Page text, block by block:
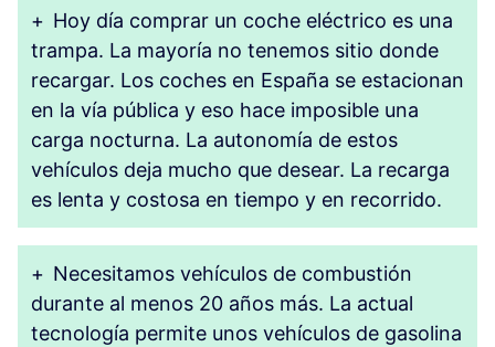
+ Hoy día comprar un coche eléctrico es una
trampa. La mayoría no tenemos sitio donde
recargar. Los coches en España se estacionan
en la vía pública y eso hace imposible una
carga nocturna. La autonomía de estos
vehículos deja mucho que desear. La recarga
es lenta y costosa en tiempo y en recorrido.
+ Necesitamos vehículos de combustión
durante al menos 20 años más. La actual
tecnología permite unos vehículos de gasolina